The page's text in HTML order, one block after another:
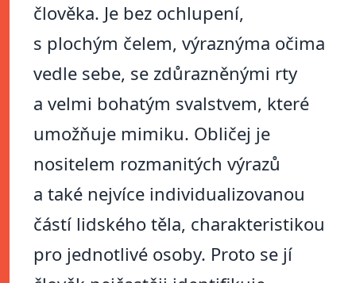
člověka. Je bez ochlupení,
s plochým čelem, výraznýma očima
vedle sebe, se zdůrazněnými rty
a velmi bohatým svalstvem, které
umožňuje mimiku. Obličej je
nositelem rozmanitých výrazů
a také nejvíce individualizovanou
částí lidského těla, charakteristikou
pro jednotlivé osoby. Proto se jí